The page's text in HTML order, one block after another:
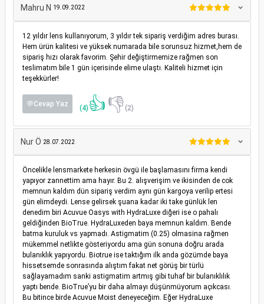
Mahru N 19.09.2022
12 yıldır lens kullanıyorum, 3 yıldır tek sipariş verdiğim adres burası.
Hem ürün kalitesi ve yüksek numarada bile sorunsuz hizmet,hem de
sipariş hızı olarak favorim. Şehir değiştirmemize rağmen son
teslimatım bile 1 gün içerisinde elime ulaştı. Kaliteli hizmet için
teşekkürler!
💬Cevap Yaz (4) 👍👎(2)
Nur Ö 28.07.2022
Öncelikle lensmarkete herkesin övgü ile başlamasını firma kendi
yapıyor zannettim ama hayır. Bu 2. alışverişim ve ikisinden de cok
memnun kaldım dün sipariş verdim aynı gün kargoya verilip ertesi
gün elimdeydi. Lense gelirsek şuana kadar iki take günlük len
denedim biri Acuvue Oasys with HydraLuxe diğeri ise o pahalı
geldiğinden BioTrue. HydraLuxeden baya memnun kaldım. Bende
batma kuruluk vs yapmadı. Astigmatim (0.25) olmasina rağmen
mükemmel netlikte gösteriyordu ama gün sonuna doğru arada
bulanıklık yapıyordu. Biotrue ise taktığım ilk anda gözümde baya
hissetsemde sonrasında alıştım fakat net görüş bir türlü
sağlayamadım sanki astigmatim artmış gibi tuhaf bir bulanıklılık
yaptı bende. BioTrue’yu bir daha almayı düşünmüyorum açıkcası.
Bu bitince birde Acuvue Moist deneyeceğim. Eğer HydraLuxe